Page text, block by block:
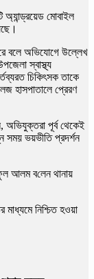
মোবাইল
বলে অভিযোগে উল্লেখ
স্বাস্থ্য
চিকিৎসক তাকে
হাসপাতালে প্রেরণ
পূর্ব থেকেই
সময় ভয়ভীতি প্রদর্শন
আলম ব‌লেন থানায়
নিশ্চিত হওয়া